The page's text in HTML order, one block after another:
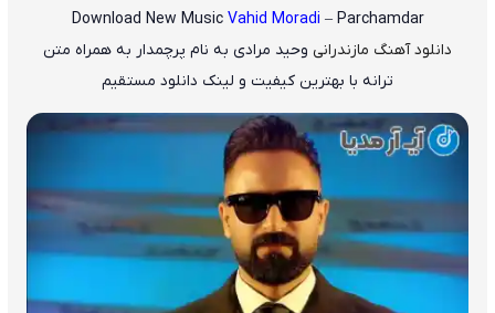
Download New MusicVahid Moradi – Parchamdar
دانلود آهنگ مازندرانی وحید مرادی به نام پرچمدار به همراه متن
ترانه با بهترین کیفیت و لینک دانلود مستقیم